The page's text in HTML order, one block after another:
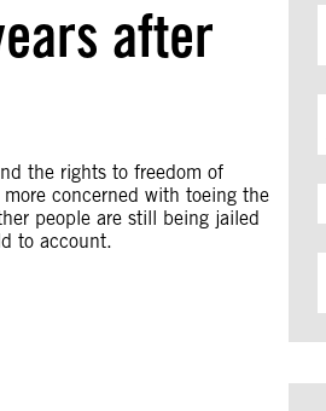
after
the rights to freedom of
concerned with toeing the
people are still being jailed
to account.